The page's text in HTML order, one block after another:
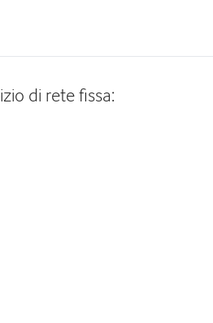
di rete fissa: